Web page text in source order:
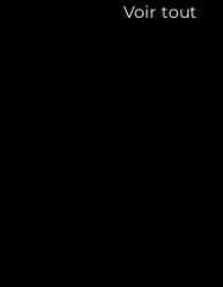
Voir tout